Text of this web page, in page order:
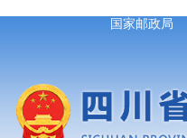
国家邮政局